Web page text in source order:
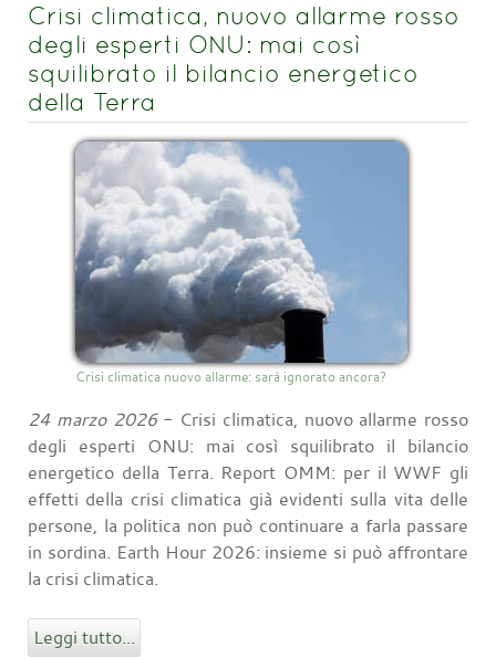
Crisi climatica, nuovo allarme rosso
degli esperti ONU: mai così
squilibrato il bilancio energetico
della Terra
Crisi climatica nuovo allarme: sarà ignorato ancora?
24 marzo 2026- Crisi climatica, nuovo allarme rosso
degli esperti ONU: mai così squilibrato il bilancio
energetico della Terra. Report OMM: per il WWF gli
effetti della crisi climatica già evidenti sulla vita delle
persone, la politica non può continuare a farla passare
in sordina. Earth Hour 2026: insieme si può affrontare
la crisi climatica.
Leggi tutto...